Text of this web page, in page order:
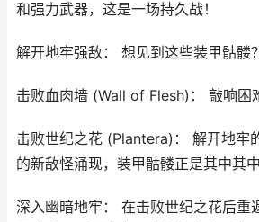
和强力武器，这是一场持久战！
解开地牢强敌： 想见到这些装甲骷髅
击败血肉墙 (Wall of Flesh)： 敲响困
击败世纪之花 (Plantera)： 解开地牢
的新敌怪涌现，装甲骷髅正是其中其中
深入幽暗地牢： 在击败世纪之花后重